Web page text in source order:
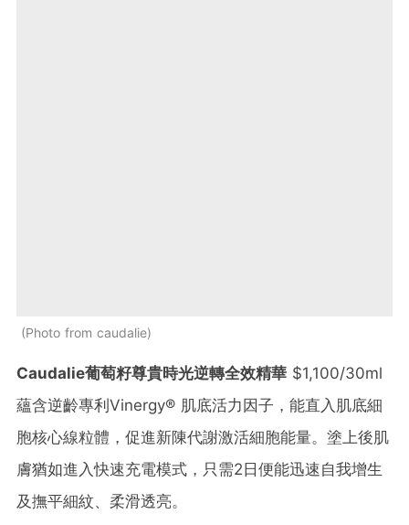
Photo from caudalie
Caudalie葡萄籽尊貴時光逆轉全效精華 $1,100/30ml
蘊含逆齡專利Vinergy® 肌底活力因子，能直入肌底細
胞核心線粒體，促進新陳代謝激活細胞能量。塗上後肌
膚猶如進入快速充電模式，只需2日便能迅速自我增生
及撫平細紋、柔滑透亮。